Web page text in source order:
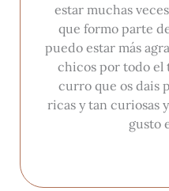
estar muchas
que formo parte
puedo estar más
chicos por todo el
curro que os dais
ricas y tan curiosas
gusto